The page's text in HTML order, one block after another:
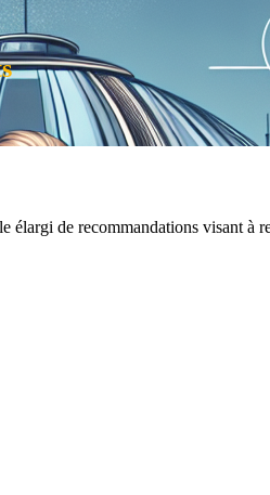
de recommandations visant à